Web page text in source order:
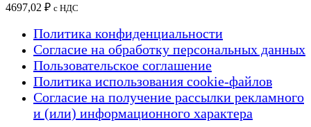
4697,02 ₽ с НДС
Политика конфиденциальности
Согласие на обработку персональных данных
Пользовательское соглашение
Политика использования cookie-файлов
Согласие на получение рассылки рекламного
и (или) информационного характера